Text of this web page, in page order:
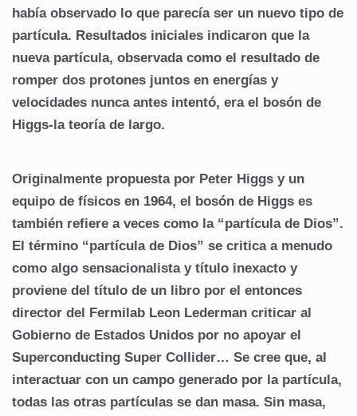
había observado lo que parecía ser un nuevo tipo de
partícula. Resultados iniciales indicaron que la
nueva partícula, observada como el resultado de
romper dos protones juntos en energías y
velocidades nunca antes intentó, era el bosón de
Higgs-la teoría de largo.
Originalmente propuesta por Peter Higgs y un
equipo de físicos en 1964, el bosón de Higgs es
también refiere a veces como la “partícula de Dios”.
El término “partícula de Dios” se critica a menudo
como algo sensacionalista y título inexacto y
proviene del título de un libro por el entonces
director del Fermilab Leon Lederman criticar al
Gobierno de Estados Unidos por no apoyar el
Superconducting Super Collider… Se cree que, al
interactuar con un campo generado por la partícula,
todas las otras partículas se dan masa. Sin masa,